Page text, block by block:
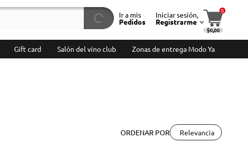
Ir a mis
Pedidos
Iniciar sesión,
Registrarme
0
$0,00
Gift card Salón del vino club Zonas de entrega Modo Ya
ORDENAR POR Relevancia